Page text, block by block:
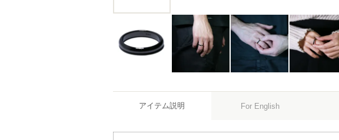
アイテム説明 For English